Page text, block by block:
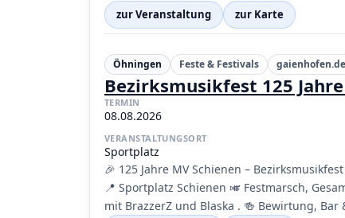
zur Veranstaltung zur Karte
Öhningen Feste & Festivals gaienhofen.de
Bezirksmusikfest 125
TERMIN
08.08.2026
VERANSTALTUNGSORT
Sportplatz
🎉 125 Jahre MV Schienen –
📍 Sportplatz Schienen 🎺 Festmarsch,
mit BrazzerZ und Blaska . 🍻 Bewirtung, Bar